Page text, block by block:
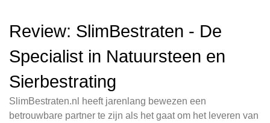
Review: SlimBestraten - De
Specialist in Natuursteen en
Sierbestrating
SlimBestraten.nl heeft jarenlang bewezen een
betrouwbare partner te zijn als het gaat om het leveren van